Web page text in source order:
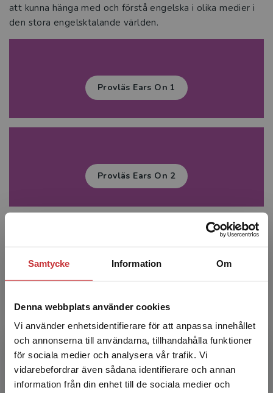
Samtycke Information Om
Denna webbplats använder cookies
Vi använder enhetsidentifierare för att anpassa innehållet
och annonserna till användarna, tillhandahålla funktioner
för sociala medier och analysera vår trafik. Vi
vidarebefordrar även sådana identifierare och annan
information från din enhet till de sociala medier och
Begränsad fraktregion
att kunna hänga med och förstå engelska i olika medier i
den stora engelsktalande världen.
Provläs Ears On 1
Provläs Ears On 2
Prova demo till Ears On 1
Prova demo till Ears On 2